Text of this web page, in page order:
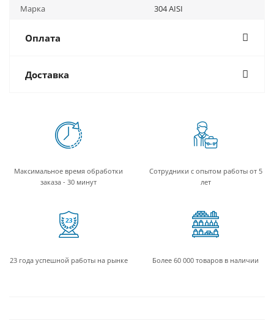
Марка
304 AISI
Оплата
Доставка
Максимальное время обработки
заказа - 30 минут
Сотрудники с опытом работы от 5
лет
23 года успешной работы на рынке Более 60 000 товаров в наличии